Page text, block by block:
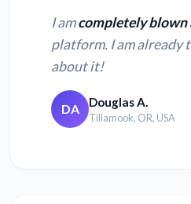
I amcompletely blown
platform. I am already
about it!
DA Douglas A.
Tillamook, OR, USA